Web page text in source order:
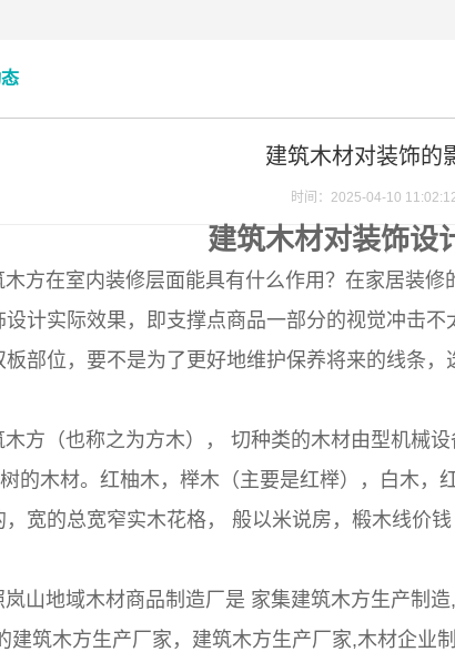
建筑木材对装饰的
时间：2025-04-10
建筑木材对装饰设
在室内装修层面能具有什么作用？在家居装修
设计实际效果，即支撑点商品一部分的视觉冲击
板部位，要不是为了更好地维护保养将来的线条
（也称之为方木）， 切种类的木材由型机械设
树的木材。红柚木，榉木（主要是红榉），白木
，宽的总宽窄实木花格， 般以米说房，椴木线价
地域木材商品制造厂是 家集建筑木方生产制造
建筑木方生产厂家，建筑木方生产厂家,木材企业